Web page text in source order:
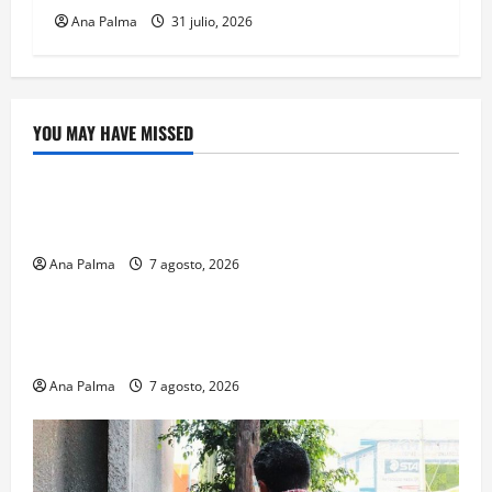
Ana Palma 31 julio, 2026
YOU MAY HAVE MISSED
Crítica de Cine
Ana Palma 7 agosto, 2026
Educación
Ana Palma 7 agosto, 2026